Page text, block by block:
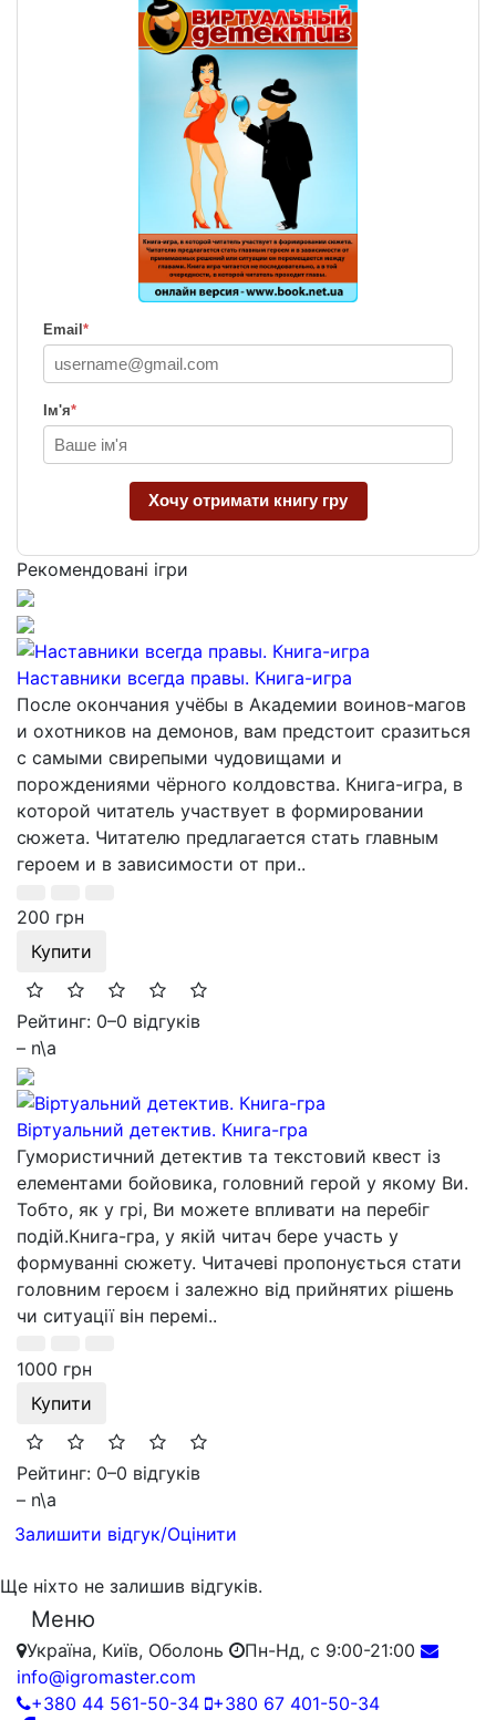
Email *
Ім'я*
Хочу отримати книгу гру
Рекомендовані ігри
Наставники всегда правы. Книга-игра
После окончания учёбы в Академии воинов-магов
и охотников на демонов, вам предстоит сразиться
с самыми свирепыми чудовищами и
порождениями чёрного колдовства. Книга-игра, в
которой читатель участвует в формировании
сюжета. Читателю предлагается стать главным
героем и в зависимости от при..
200 грн
Купити
Рейтинг: 0–0 відгуків
– n\a
Віртуальний детектив. Книга-гра
Гумористичний детектив та текстовий квест із
елементами бойовика, головний герой у якому Ви.
Тобто, як у грі, Ви можете впливати на перебіг
подій.Книга-гра, у якій читач бере участь у
формуванні сюжету. Читачеві пропонується стати
головним героєм і залежно від прийнятих рішень
чи ситуації він перемі..
1000 грн
Купити
Рейтинг: 0–0 відгуків
– n\a
Залишити відгук/Оцінити
Ще ніхто не залишив відгуків.
Меню
Україна, Київ, Оболонь
Пн-Нд, с 9:00-21:00
info@igromaster.com
+380 44 561-50-34
+380 67 401-50-34